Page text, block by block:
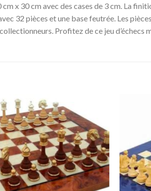
x 30 cm avec des cases de 3 cm. La
32 pièces et une base feutrée. Les
Profitez de ce jeu